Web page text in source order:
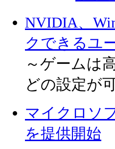
NVIDIA、
クできるユ
～ゲームは
どの設定が
マイクロソ
を提供開始